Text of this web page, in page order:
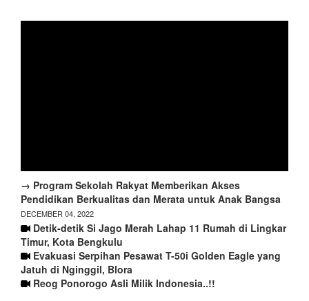
→ Program Sekolah Rakyat Memberikan Akses
Pendidikan Berkualitas dan Merata untuk Anak Bangsa
DECEMBER 04, 2022
Detik-detik Si Jago Merah Lahap 11 Rumah di Lingkar
Timur, Kota Bengkulu
Evakuasi Serpihan Pesawat T-50i Golden Eagle yang
Jatuh di Nginggil, Blora
Reog Ponorogo Asli Milik Indonesia..!!